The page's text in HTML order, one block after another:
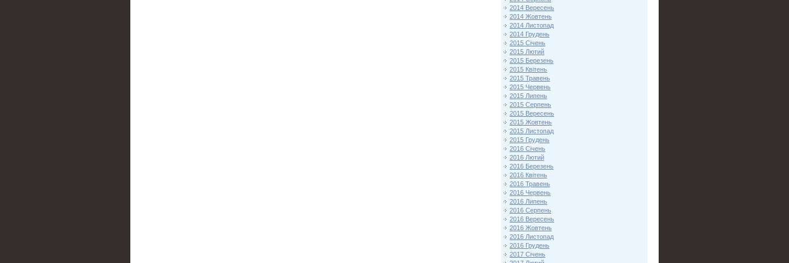
2014 Вересень
2014 Жовтень
2014 Листопад
2014 Грудень
2015 Січень
2015 Лютий
2015 Березень
2015 Квітень
2015 Травень
2015 Червень
2015 Липень
2015 Серпень
2015 Вересень
2015 Жовтень
2015 Листопад
2015 Грудень
2016 Січень
2016 Лютий
2016 Березень
2016 Квітень
2016 Травень
2016 Червень
2016 Липень
2016 Серпень
2016 Вересень
2016 Жовтень
2016 Листопад
2016 Грудень
2017 Січень